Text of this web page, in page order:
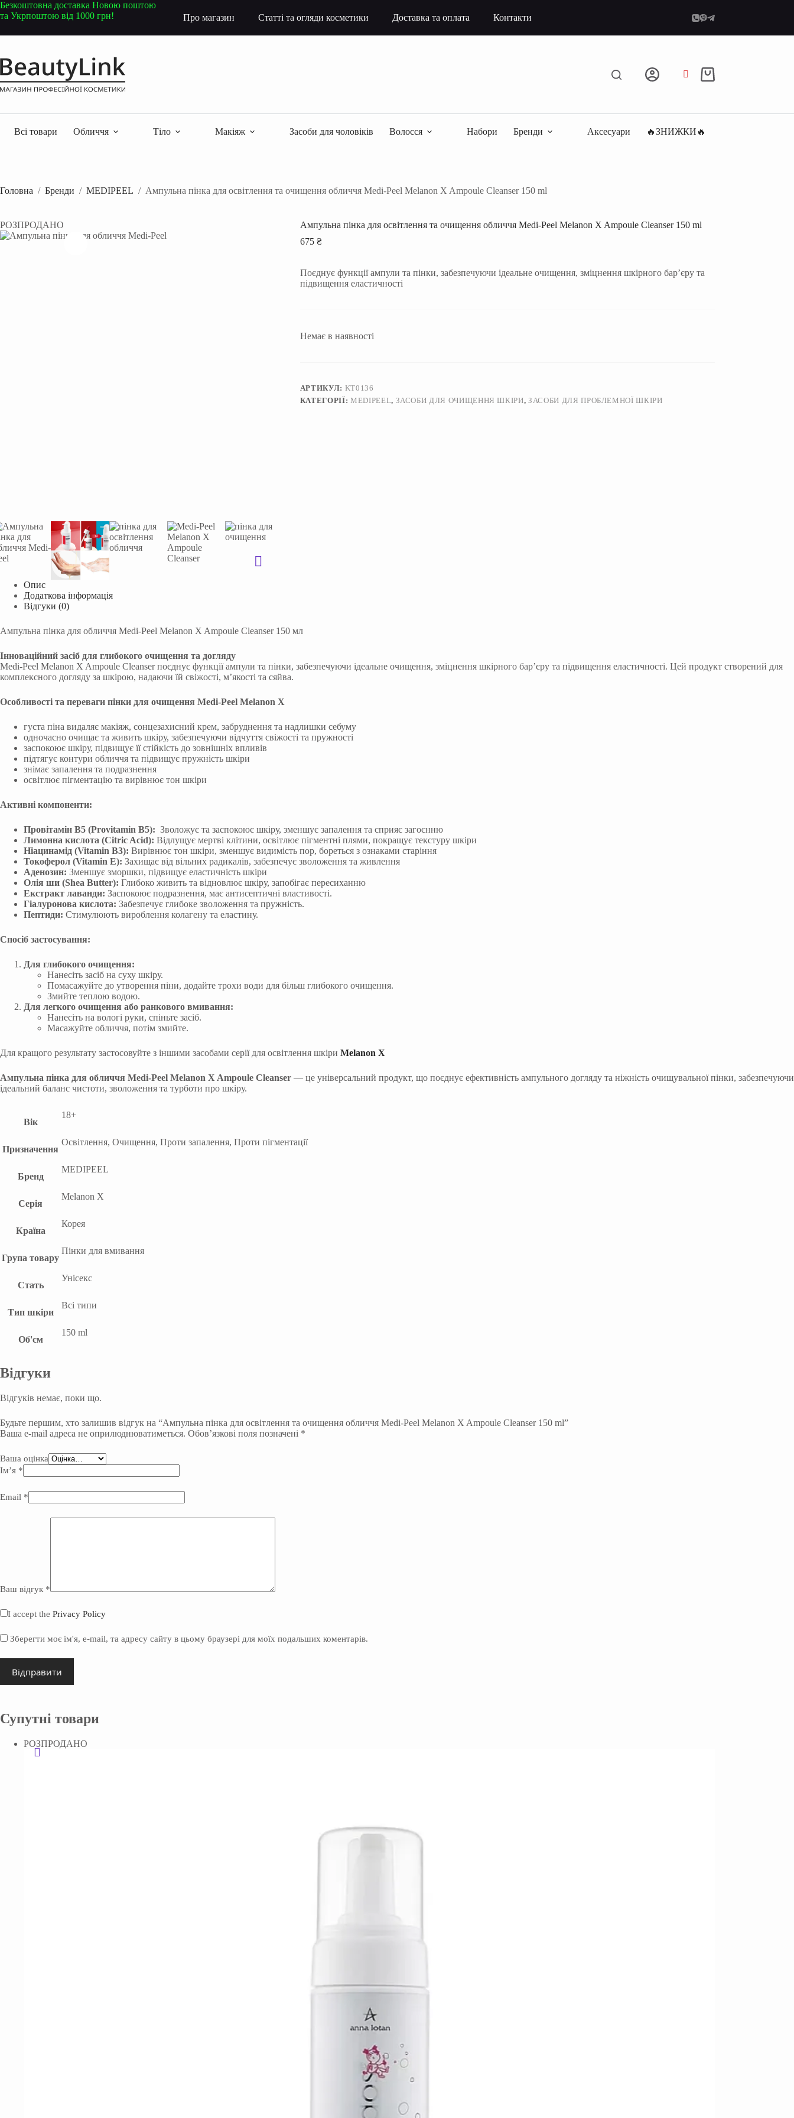
Перейти
до
Безкоштовна доставка Новою поштою
та Укрпоштою від 1000 грн!
Про магазин Статті та огляди косметики Доставка та оплата Контакти
Кошик
Всі товари Обличчя Тіло Макіяж Засоби для чоловіків Волосся Набори Бренди Аксесуари 🔥ЗНИЖКИ🔥
Головна / Бренди / MEDIPEEL / Ампульна пінка для освітлення та очищення обличчя Medi-Peel Melanon X Ampoule Cleanser 150 ml
РОЗПРОДАНО
Ампульна пінка для освітлення та очищення обличчя Medi-Peel Melanon X Ampoule Cleanser 150 ml
675 ₴
Поєднує функції ампули та пінки, забезпечуючи ідеальне очищення, зміцнення шкірного бар’єру та
підвищення еластичності
Немає в наявності
АРТИКУЛ: KT0136
КАТЕГОРІЇ: MEDIPEEL, ЗАСОБИ ДЛЯ ОЧИЩЕННЯ ШКІРИ,ЗАСОБИ ДЛЯ ПРОБЛЕМНОЇ ШКІРИ
Опис
Додаткова інформація
Відгуки (0)
Ампульна пінка для обличчя Medi-Peel Melanon X Ampoule Cleanser 150 мл
Інноваційний засіб для глибокого очищення та догляду
Medi-Peel Melanon X Ampoule Cleanser поєднує функції ампули та пінки, забезпечуючи ідеальне очищення, зміцнення шкірного бар’єру та підвищення еластичності. Цей продукт створений для
комплексного догляду за шкірою, надаючи їй свіжості, м’якості та сяйва.
Особливості та переваги пінки для очищення Medi-Peel Melanon X
густа піна видаляє макіяж, сонцезахисний крем, забруднення та надлишки себуму
одночасно очищає та живить шкіру, забезпечуючи відчуття свіжості та пружності
заспокоює шкіру, підвищує її стійкість до зовнішніх впливів
підтягує контури обличчя та підвищує пружність шкіри
знімає запалення та подразнення
освітлює пігментацію та вирівнює тон шкіри
Активні компоненти:
Провітамін В5 (Provitamin B5): Зволожує та заспокоює шкіру, зменшує запалення та сприяє загоєнню
Лимонна кислота (Citric Acid): Відлущує мертві клітини, освітлює пігментні плями, покращує текстуру шкіри
Ніацинамід (Vitamin B3): Вирівнює тон шкіри, зменшує видимість пор, бореться з ознаками старіння
Токоферол (Vitamin E): Захищає від вільних радикалів, забезпечує зволоження та живлення
Аденозин: Зменшує зморшки, підвищує еластичність шкіри
Олія ши (Shea Butter): Глибоко живить та відновлює шкіру, запобігає пересиханню
Екстракт лаванди: Заспокоює подразнення, має антисептичні властивості.
Гіалуронова кислота: Забезпечує глибоке зволоження та пружність.
Пептиди: Стимулюють вироблення колагену та еластину.
Спосіб застосування:
Для глибокого очищення:
Нанесіть засіб на суху шкіру.
Помасажуйте до утворення піни, додайте трохи води для більш глибокого очищення.
Змийте теплою водою.
Для легкого очищення або ранкового вмивання:
Нанесіть на вологі руки, спіньте засіб.
Масажуйте обличчя, потім змийте.
Для кращого результату застосовуйте з іншими засобами серії для освітлення шкіри Melanon X
Ампульна пінка для обличчя Medi-Peel Melanon X Ampoule Cleanser — це універсальний продукт, що поєднує ефективність ампульного догляду та ніжність очищувальної пінки, забезпечуючи
ідеальний баланс чистоти, зволоження та турботи про шкіру.
Вік
18+
Призначення
Освітлення, Очищення, Проти запалення, Проти пігментації
Бренд
MEDIPEEL
Серія
Melanon X
Країна
Корея
Група товару
Пінки для вмивання
Стать
Унісекс
Тип шкіри
Всі типи
Об'єм
150 ml
Відгуки
Відгуків немає, поки що.
Будьте першим, хто залишив відгук на “Ампульна пінка для освітлення та очищення обличчя Medi-Peel Melanon X Ampoule Cleanser 150 ml”
Ваша e-mail адреса не оприлюднюватиметься. Обов’язкові поля позначені *
Ваша оцінка
Ім’я *
Email *
Ваш відгук *
I accept the Privacy Policy
Зберегти моє ім'я, e-mail, та адресу сайту в цьому браузері для моїх подальших коментарів.
Відправити
Супутні товари
РОЗПРОДАНО